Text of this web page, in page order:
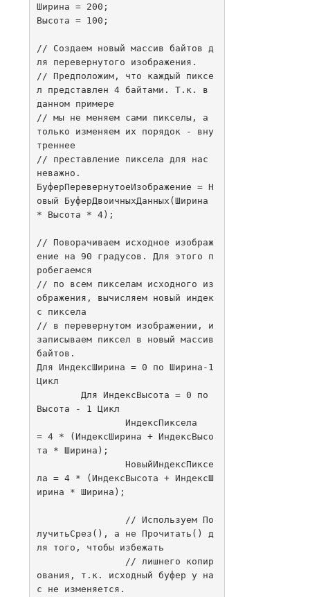
Ширина = 200;
Высота = 100;
// Создаем новый массив байтов д
ля перевернутого изображения.
// Предположим, что каждый пиксе
л представлен 4 байтами. Т.к. в
данном примере
// мы не меняем сами пикселы, а
только изменяем их порядок - вну
треннее
// преставление пиксела для нас
неважно.
БуферПеревернутоеИзображение = Н
овый БуферДвоичныхДанных(Ширина
* Высота * 4);
// Поворачиваем исходное изображ
ение на 90 градусов. Для этого п
робегаемся
// по всем пикселам исходного из
ображения, вычисляем новый индек
с пиксела
// в перевернутом изображении, и
записываем пиксел в новый массив
байтов.
Для ИндексШирина = 0 по Ширина-1
Цикл
Высота - 1 Цикл
= 4 * (ИндексШирина + ИндексВысо
та * Ширина);
ла = 4 * (ИндексВысота + ИндексШ
ирина * Ширина);
лучитьСрез(), а не Прочитать() д
ля того, чтобы избежать
ования, т.к. исходный буфер у на
с не изменяется.